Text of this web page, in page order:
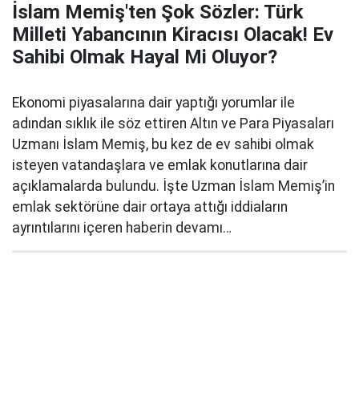
İslam Memiş'ten Şok Sözler: Türk
Milleti Yabancının Kiracısı Olacak! Ev
Sahibi Olmak Hayal Mi Oluyor?
Ekonomi piyasalarına dair yaptığı yorumlar ile
adından sıklık ile söz ettiren Altın ve Para Piyasaları
Uzmanı İslam Memiş, bu kez de ev sahibi olmak
isteyen vatandaşlara ve emlak konutlarına dair
açıklamalarda bulundu. İşte Uzman İslam Memiş’in
emlak sektörüne dair ortaya attığı iddiaların
ayrıntılarını içeren haberin devamı…